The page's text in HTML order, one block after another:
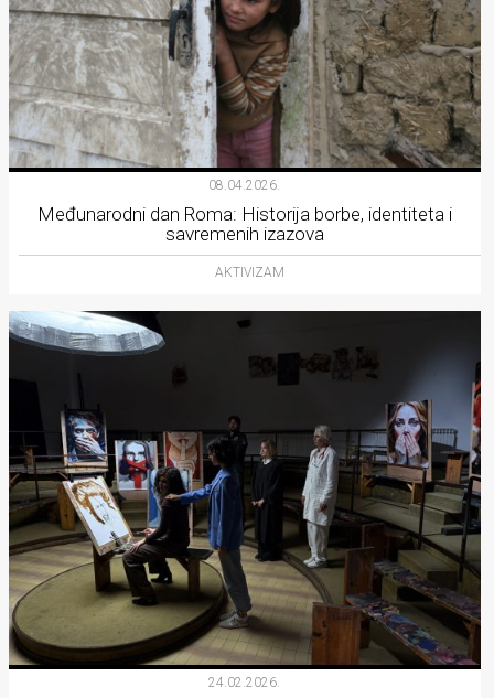
08.04.2026.
Međunarodni dan Roma: Historija borbe, identiteta i
savremenih izazova
AKTIVIZAM
24.02.2026.